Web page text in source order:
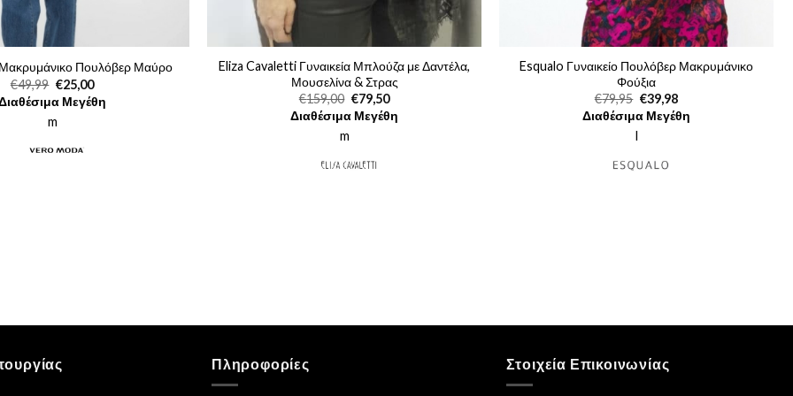
Πουλόβερ Μαύρο
€49,99 Original
price
was:
€49,99.
€25,00Η
τρέχουσα
τιμή
Μεγέθη
m
Eliza Cavaletti Γυναικεία Μπλούζα με Δαντέλα,
Μουσελίνα & Στρας
€159,00 Original
price
was:
€79,50Η
τρέχουσα
τιμή
Διαθέσιμα Μεγέθη
m
Esqualo Γυναικείο Πουλόβερ Μακρυμάνικο
Φούξια
€79,95 Original
price
was:
€39,98Η
τρέχουσα
τιμή
Διαθέσιμα Μεγέθη
l
Πληροφορίες Στοιχεία Επικοινωνίας